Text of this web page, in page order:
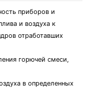
приборов и
и воздуха к
отработавших
горючей смеси,
в определенных